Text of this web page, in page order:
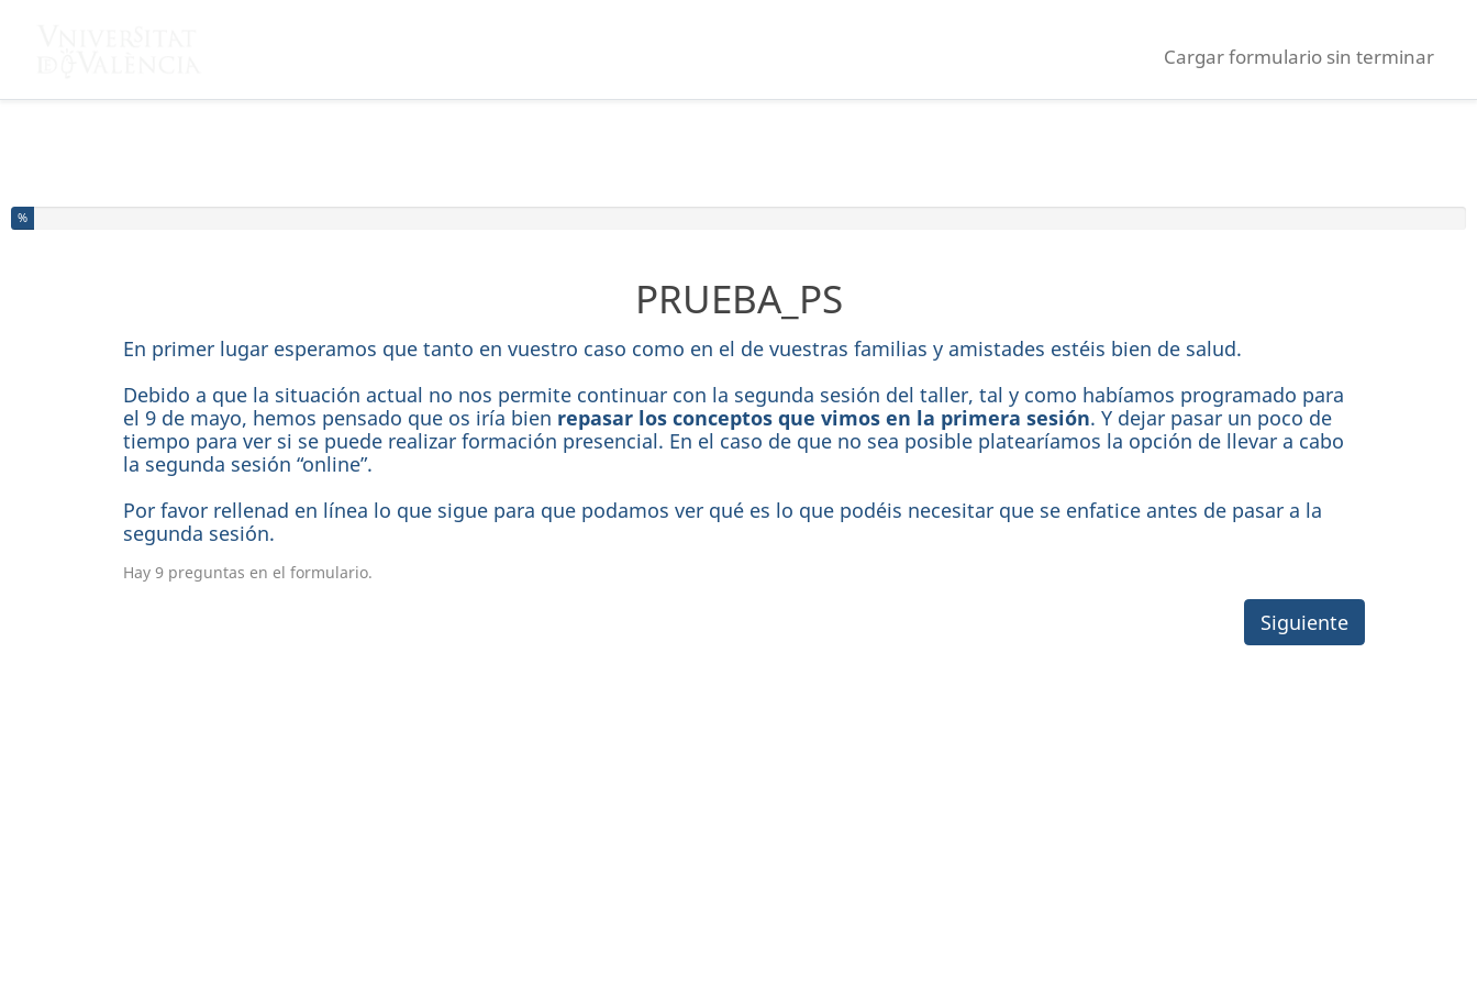
Cargar formulario sin terminar
Ha completado el % de este formulario
%
PRUEBA_PS
En primer lugar esperamos que tanto en vuestro caso como en el de vuestras familias y amistades estéis bien de salud.
Debido a que la situación actual no nos permite continuar con la segunda sesión del taller, tal y como habíamos programado para
el 9 de mayo, hemos pensado que os iría bien repasar los conceptos que vimos en la primera sesión. Y dejar pasar un poco de
tiempo para ver si se puede realizar formación presencial. En el caso de que no sea posible platearíamos la opción de llevar a cabo
la segunda sesión “online”.
Por favor rellenad en línea lo que sigue para que podamos ver qué es lo que podéis necesitar que se enfatice antes de pasar a la
segunda sesión.
Hay 9 preguntas en el formulario.
Siguiente